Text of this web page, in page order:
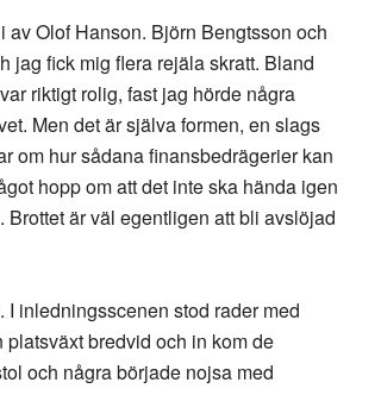
Olof Hanson. Björn Bengtsson och
jag fick mig flera rejäla skratt. Bland
riktigt rolig, fast jag hörde några
Men det är själva formen, en slags
om hur sådana finansbedrägerier kan
hopp om att det inte ska hända igen
är väl egentligen att bli avslöjad
inledningsscenen stod rader med
bredvid och in kom de
och några började nojsa med